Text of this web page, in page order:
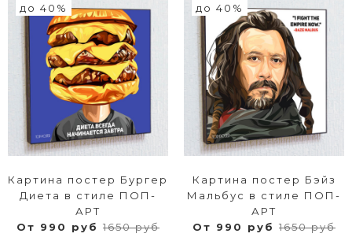
до 40%
Картина постер Бургер
Диета в стиле ПОП-
АРТ
От 990 руб 1650 руб
до 40%
Картина постер Бэйз
Мальбус в стиле ПОП-
АРТ
От 990 руб 1650 руб